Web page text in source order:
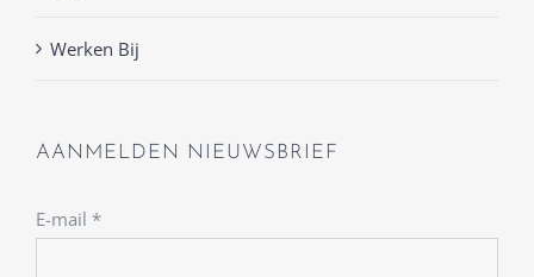
Werken Bij
AANMELDEN NIEUWSBRIEF
E-mail *